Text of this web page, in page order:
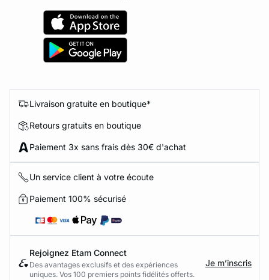
Livraison gratuite en boutique*
Retours gratuits en boutique
Paiement 3x sans frais dès 30€ d'achat
Un service client à votre écoute
Paiement 100% sécurisé
Rejoignez Etam Connect
Des avantages exclusifs et des expériences
uniques. Vos 100 premiers points fidélités offerts.
Je m’inscris